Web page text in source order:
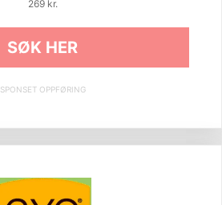
269 kr.
SØK HER
SPONSET OPPFØRING